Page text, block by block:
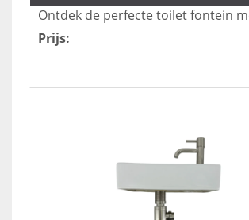
Prijs: